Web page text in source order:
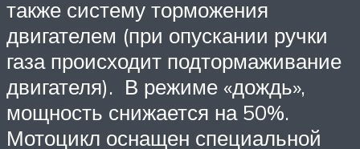
также систему торможения
двигателем (при опускании ручки
газа происходит подтормаживание
двигателя). В режиме «дождь»,
мощность снижается на 50%.
Мотоцикл оснащен специальной